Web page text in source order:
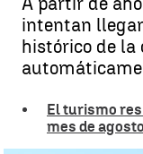
intentan
histórico de la
El turismo
mes de agosto